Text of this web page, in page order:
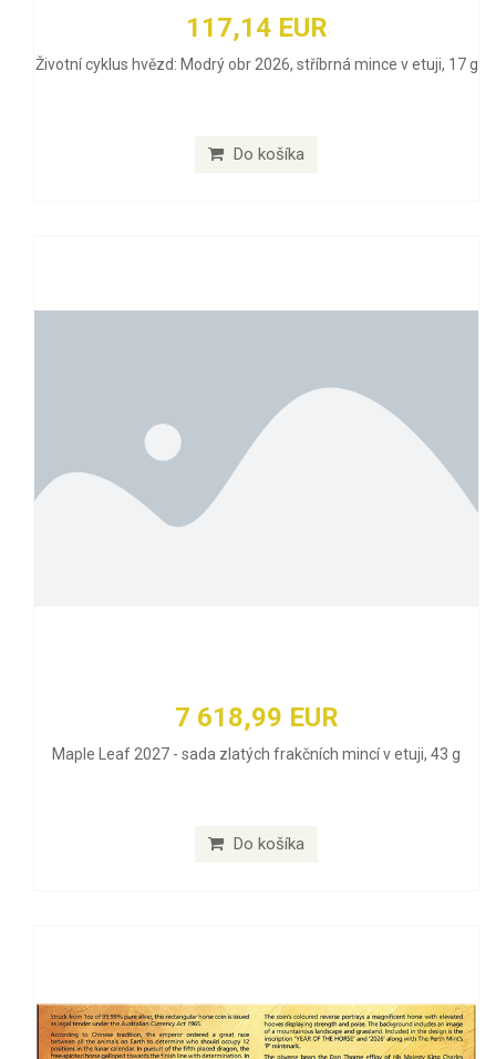
117,14 EUR
Životní cyklus hvězd: Modrý obr 2026, stříbrná mince v etuji, 17 g
Do košíka
7 618,99 EUR
Maple Leaf 2027 - sada zlatých frakčních mincí v etuji, 43 g
Do košíka